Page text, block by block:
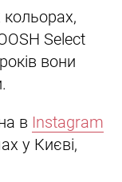
кольорах,
Select
вони
в Instagram
у Києві,